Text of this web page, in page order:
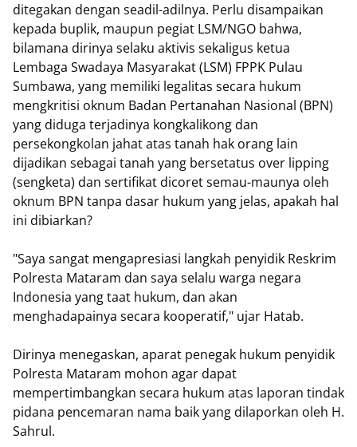
ditegakan dengan seadil-adilnya. Perlu disampaikan
kepada buplik, maupun pegiat LSM/NGO bahwa,
bilamana dirinya selaku aktivis sekaligus ketua
Lembaga Swadaya Masyarakat (LSM) FPPK Pulau
Sumbawa, yang memiliki legalitas secara hukum
mengkritisi oknum Badan Pertanahan Nasional (BPN)
yang diduga terjadinya kongkalikong dan
persekongkolan jahat atas tanah hak orang lain
dijadikan sebagai tanah yang bersetatus over lipping
(sengketa) dan sertifikat dicoret semau-maunya oleh
oknum BPN tanpa dasar hukum yang jelas, apakah hal
ini dibiarkan?
"Saya sangat mengapresiasi langkah penyidik Reskrim
Polresta Mataram dan saya selalu warga negara
Indonesia yang taat hukum, dan akan
menghadapainya secara kooperatif," ujar Hatab.
Dirinya menegaskan, aparat penegak hukum penyidik
Polresta Mataram mohon agar dapat
mempertimbangkan secara hukum atas laporan tindak
pidana pencemaran nama baik yang dilaporkan oleh H.
Sahrul.